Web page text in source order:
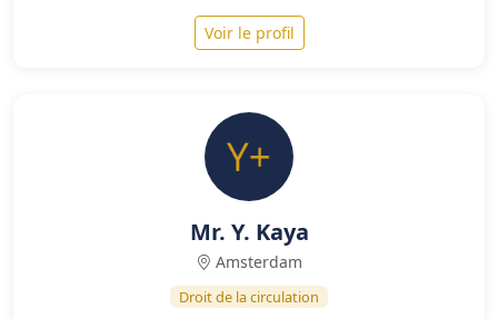
Voir le profil
Mr. Y. Kaya
Amsterdam
Droit de la circulation